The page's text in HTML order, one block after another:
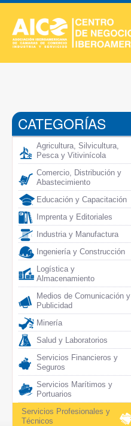
CATEGORÍAS
Agricultura, Silvicultura,
Pesca y Vitivinícola
Comercio, Distribución y
Abastecimiento
Educación y Capacitación
Imprenta y Editoriales
Industria y Manufactura
Ingeniería y Construcción
Logística y
Almacenamiento
Medios de Comunicación y
Publicidad
Minería
Salud y Laboratorios
Servicios Financieros y
Seguros
Servicios Marítimos y
Portuarios
Servicios Profesionales y
Técnicos